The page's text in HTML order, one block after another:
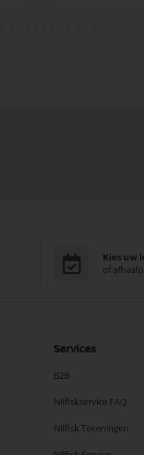
Kies uw
of
Services
B2B
Nilfiskservice FAQ
Nilfisk Tekeningen